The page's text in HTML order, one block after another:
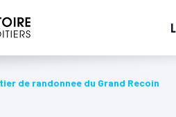
de randonnee du Grand Recoin